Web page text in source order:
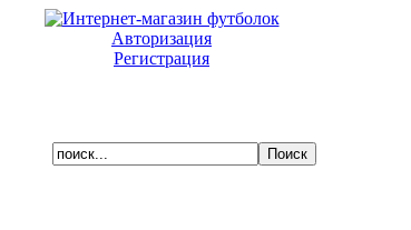
Авторизация
Регистрация